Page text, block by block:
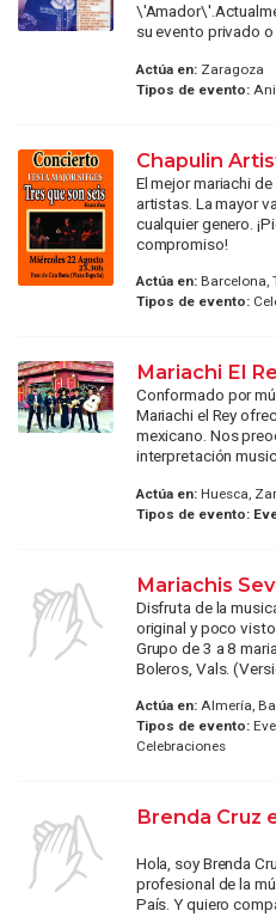
su evento privado
Actúa en:Zaragoza
Tipos de evento:
Chapulin
El mejor mariachi
artistas. La mayor
cualquier genero.
compromiso!
Actúa en:Barcelona,
Tipos de evento:
Mariachi El
Conformado por
Mariachi el Rey
mexicano. Nos
interpretación
Actúa en:Huesca,
Tipos de evento:
Mariachis
Disfruta de la
original y poco
Grupo de 3 a 8
Boleros, Vals.
Actúa en:Almería,
Tipos de evento:
Celebraciones
Brenda Cruz
Hola, soy Brenda
profesional de la
País. Y quiero